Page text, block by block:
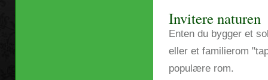
Invitere naturen
Enten du bygger et
eller et familierom
populære rom.